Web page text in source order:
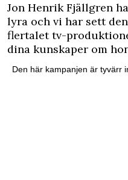
Jon Henrik Fjällgren
lyra och vi har sett
flertalet tv-
dina kunskaper om